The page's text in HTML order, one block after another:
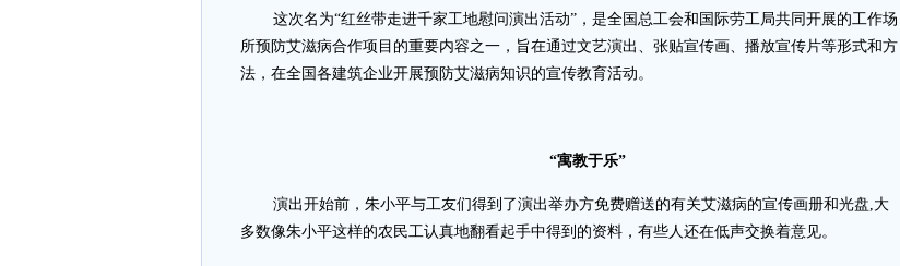
这次名为“红丝带走进千家工地慰问演出活动”，是全国总工会和国际劳工局共同开展的工作场
所预防艾滋病合作项目的重要内容之一，旨在通过文艺演出、张贴宣传画、播放宣传片等形式和方
法，在全国各建筑企业开展预防艾滋病知识的宣传教育活动。
“寓教于乐”
演出开始前，朱小平与工友们得到了演出举办方免费赠送的有关艾滋病的宣传画册和光盘,大
多数像朱小平这样的农民工认真地翻看起手中得到的资料，有些人还在低声交换着意见。